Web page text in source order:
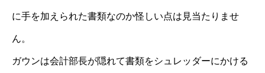
に手を加えられた書類なのか怪しい点は見当たりませ
ん。
ガウンは会計部長が隠れて書類をシュレッダーにかける